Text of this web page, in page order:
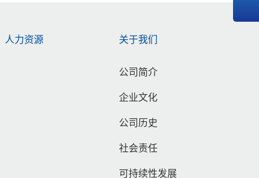
人力资源 关于我们
公司简介
企业文化
公司历史
社会责任
可持续性发展